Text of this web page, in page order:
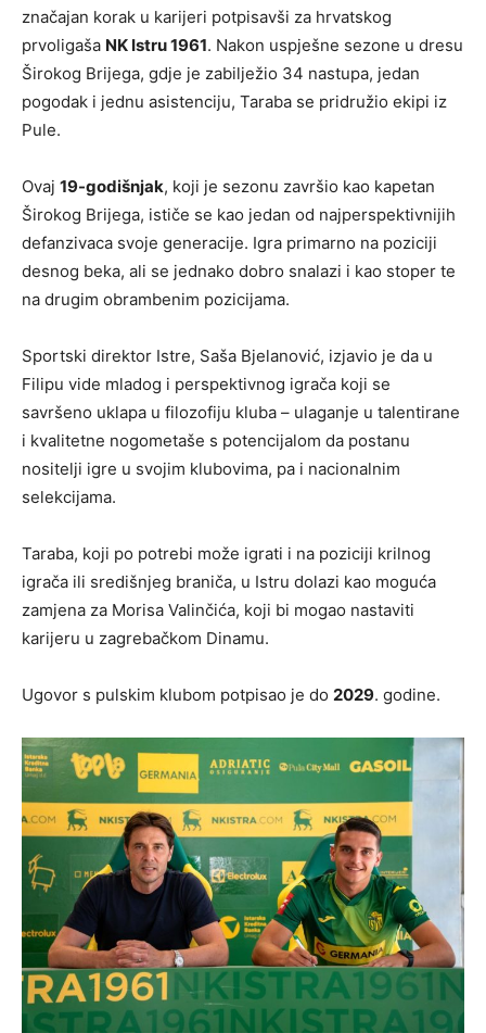
značajan korak u karijeri potpisavši za hrvatskog
prvoligaša NK Istru 1961. Nakon uspješne sezone u dresu
Širokog Brijega, gdje je zabilježio 34 nastupa, jedan
pogodak i jednu asistenciju, Taraba se pridružio ekipi iz
Pule.
Ovaj 19-godišnjak, koji je sezonu završio kao kapetan
Širokog Brijega, ističe se kao jedan od najperspektivnijih
defanzivaca svoje generacije. Igra primarno na poziciji
desnog beka, ali se jednako dobro snalazi i kao stoper te
na drugim obrambenim pozicijama.
Sportski direktor Istre, Saša Bjelanović, izjavio je da u
Filipu vide mladog i perspektivnog igrača koji se
savršeno uklapa u filozofiju kluba – ulaganje u talentirane
i kvalitetne nogometaše s potencijalom da postanu
nositelji igre u svojim klubovima, pa i nacionalnim
selekcijama.
Taraba, koji po potrebi može igrati i na poziciji krilnog
igrača ili središnjeg braniča, u Istru dolazi kao moguća
zamjena za Morisa Valinčića, koji bi mogao nastaviti
karijeru u zagrebačkom Dinamu.
Ugovor s pulskim klubom potpisao je do 2029. godine.